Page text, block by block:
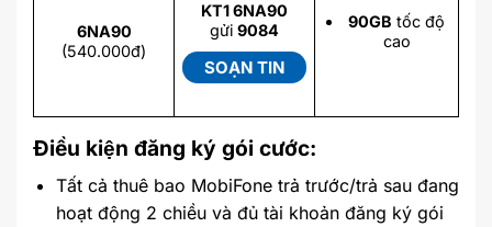
6NA90
(540.000đ)
KT1 6NA90
gửi 9084
SOẠN TIN
90GB tốc độ
cao
Điều kiện đăng ký gói cước:
Tất cả thuê bao MobiFone trả trước/trả sau đang
hoạt động 2 chiều và đủ tài khoản đăng ký gói